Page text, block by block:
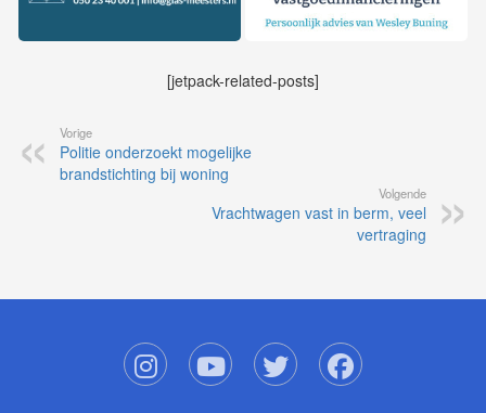
[jetpack-related-posts]
Vorige
Politie onderzoekt mogelijke
brandstichting bij woning
Volgende
Vrachtwagen vast in berm, veel
vertraging